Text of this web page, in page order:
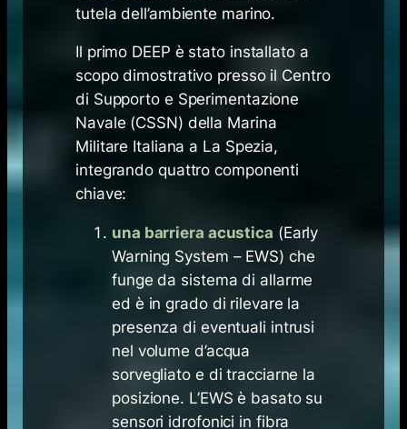
tutela dell’ambiente marino.
Il primo DEEP è stato installato a
scopo dimostrativo presso il Centro
di Supporto e Sperimentazione
Navale (CSSN) della Marina
Militare Italiana a La Spezia,
integrando quattro componenti
chiave:
una barriera acustica (Early
Warning System – EWS) che
funge da sistema di allarme
ed è in grado di rilevare la
presenza di eventuali intrusi
nel volume d’acqua
sorvegliato e di tracciarne la
posizione. L’EWS è basato su
sensori idrofonici in fibra